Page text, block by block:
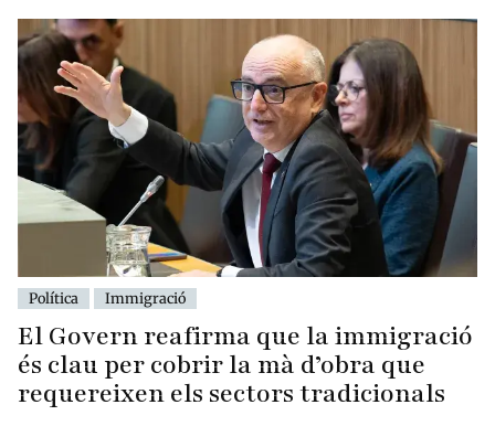
Política Immigració
El Govern reafirma que la immigració
és clau per cobrir la mà d’obra que
requereixen els sectors tradicionals